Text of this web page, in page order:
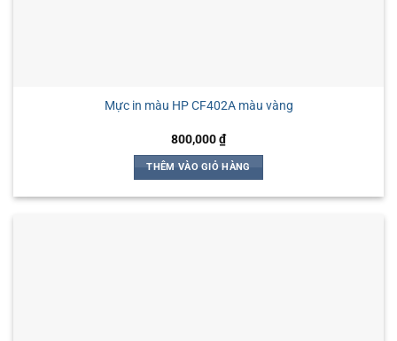
Mực in màu HP CF402A màu vàng
800,000₫
THÊM VÀO GIỎ HÀNG